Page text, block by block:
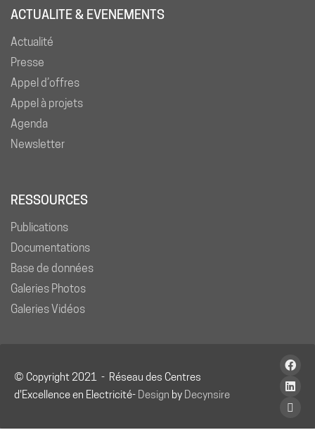
ACTUALITE & EVENEMENTS
Actualité
Presse
Appel d’offres
Appel à projets
Agenda
Newsletter
RESSOURCES
Publications
Documentations
Base de données
Galeries Photos
Galeries Vidéos
© Copyright 2021 - Réseau des Centres
d'Excellence en Electricité- Design by Decynsire